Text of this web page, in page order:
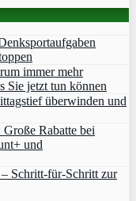
immer mehr
Sie jetzt tun können
überwinden und
Rabatte bei
und
Schritt‑für‑Schritt zur